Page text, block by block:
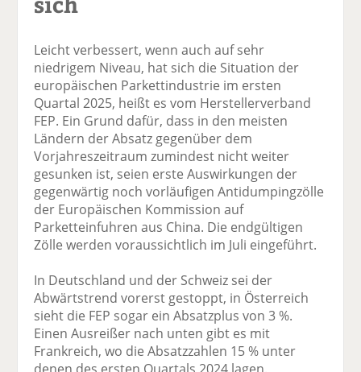
Leicht verbessert, wenn auch auf sehr
niedrigem Niveau, hat sich die Situation der
europäischen Parkettindustrie im ersten
Quartal 2025, heißt es vom Herstellerverband
FEP. Ein Grund dafür, dass in den meisten
Ländern der Absatz gegenüber dem
Vorjahreszeitraum zumindest nicht weiter
gesunken ist, seien erste Auswirkungen der
gegenwärtig noch vorläufigen Antidumpingzölle
der Europäischen Kommission auf
Parketteinfuhren aus China. Die endgültigen
Zölle werden voraussichtlich im Juli eingeführt.
In Deutschland und der Schweiz sei der
Abwärtstrend vorerst gestoppt, in Österreich
sieht die FEP sogar ein Absatzplus von 3 %.
Einen Ausreißer nach unten gibt es mit
Frankreich, wo die Absatzzahlen 15 % unter